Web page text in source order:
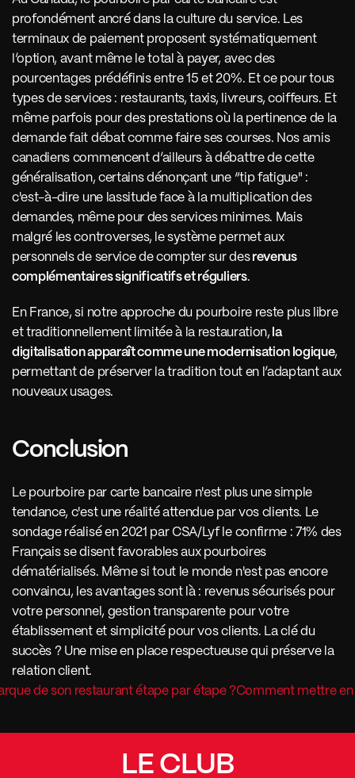
profondément ancré dans la culture du service. Les
terminaux de paiement proposent systématiquement
l’option, avant même le total à payer, avec des
pourcentages prédéfinis entre 15 et 20%. Et ce pour tous
types de services : restaurants, taxis, livreurs, coiffeurs. Et
même parfois pour des prestations où la pertinence de la
demande fait débat comme faire ses courses. Nos amis
canadiens commencent d’ailleurs à débattre de cette
généralisation, certains dénonçant une “tip fatigue" :
c'est-à-dire une lassitude face à la multiplication des
demandes, même pour des services minimes. Mais
malgré les controverses, le système permet aux
personnels de service de compter sur des revenus
complémentaires significatifs et réguliers.
En France, si notre approche du pourboire reste plus libre
et traditionnellement limitée à la restauration, la
digitalisation apparaît comme une modernisation logique,
permettant de préserver la tradition tout en l’adaptant aux
nouveaux usages.
Conclusion
Le pourboire par carte bancaire n'est plus une simple
tendance, c'est une réalité attendue par vos clients. Le
sondage réalisé en 2021 par CSA/Lyf le confirme : 71% des
Français se disent favorables aux pourboires
dématérialisés. Même si tout le monde n'est pas encore
convaincu, les avantages sont là : revenus sécurisés pour
votre personnel, gestion transparente pour votre
établissement et simplicité pour vos clients. La clé du
succès ? Une mise en place respectueuse qui préserve la
relation client.
de son restaurant étape par étape ?Comment mettre en
LE CLUB